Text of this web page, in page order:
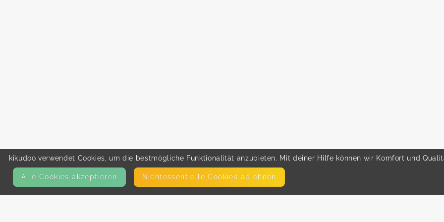
kikudoo verwendet Cookies, um die bestmögliche Funktionalität anzubieten. Mit deiner Hilfe können wir Komfort und
Alle Cookies akzeptieren Nicht­essentielle Cookies ablehnen